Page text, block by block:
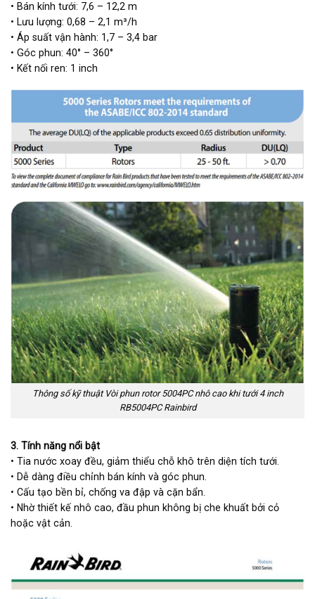
• Bán kính tưới: 7,6 – 12,2 m
• Lưu lượng: 0,68 – 2,1 m³/h
• Áp suất vận hành: 1,7 – 3,4 bar
• Góc phun: 40° – 360°
• Kết nối ren: 1 inch
Thông số kỹ thuật Vòi phun rotor 5004PC nhô cao khi tưới 4 inch
RB5004PC Rainbird
3. Tính năng nổi bật
• Tia nước xoay đều, giảm thiểu chỗ khô trên diện tích tưới.
• Dễ dàng điều chỉnh bán kính và góc phun.
• Cấu tạo bền bỉ, chống va đập và cặn bẩn.
• Nhờ thiết kế nhô cao, đầu phun không bị che khuất bởi cỏ
hoặc vật cản.